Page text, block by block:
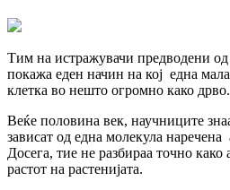
Тим на истражувачи предводени
покажа еден начин на кој една
клетка во нешто огромно како дрво.
Веќе половина век, научниците
зависат од една молекула наречена
Досега, тие не разбираа точно како
растот на растенијата.